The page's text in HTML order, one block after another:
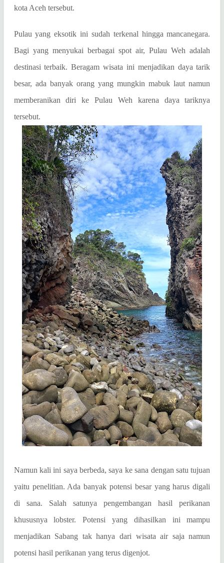
kota Aceh tersebut.
Pulau yang eksotik ini sudah terkenal hingga mancanegara.
Bagi yang menyukai berbagai spot air, Pulau Weh adalah
destinasi terbaik. Beragam wisata ini menjadikan daya tarik
besar, ada banyak orang yang mungkin mabuk laut namun
memberanikan diri ke Pulau Weh karena daya tariknya
tersebut.
Namun kali ini saya berbeda, saya ke sana dengan satu tujuan
yaitu penelitian. Ada banyak potensi besar yang harus digali
di sana. Salah satunya pengembangan hasil perikanan
khususnya lobster. Potensi yang dihasilkan ini mampu
menjadikan Sabang tak hanya dari wisata air saja namun
potensi hasil perikanan yang terus digenjot.